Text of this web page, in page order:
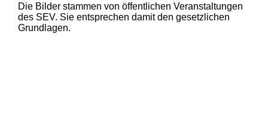
Die Bilder stammen von öffentlichen Veranstaltungen
des SEV. Sie entsprechen damit den gesetzlichen
Grundlagen.